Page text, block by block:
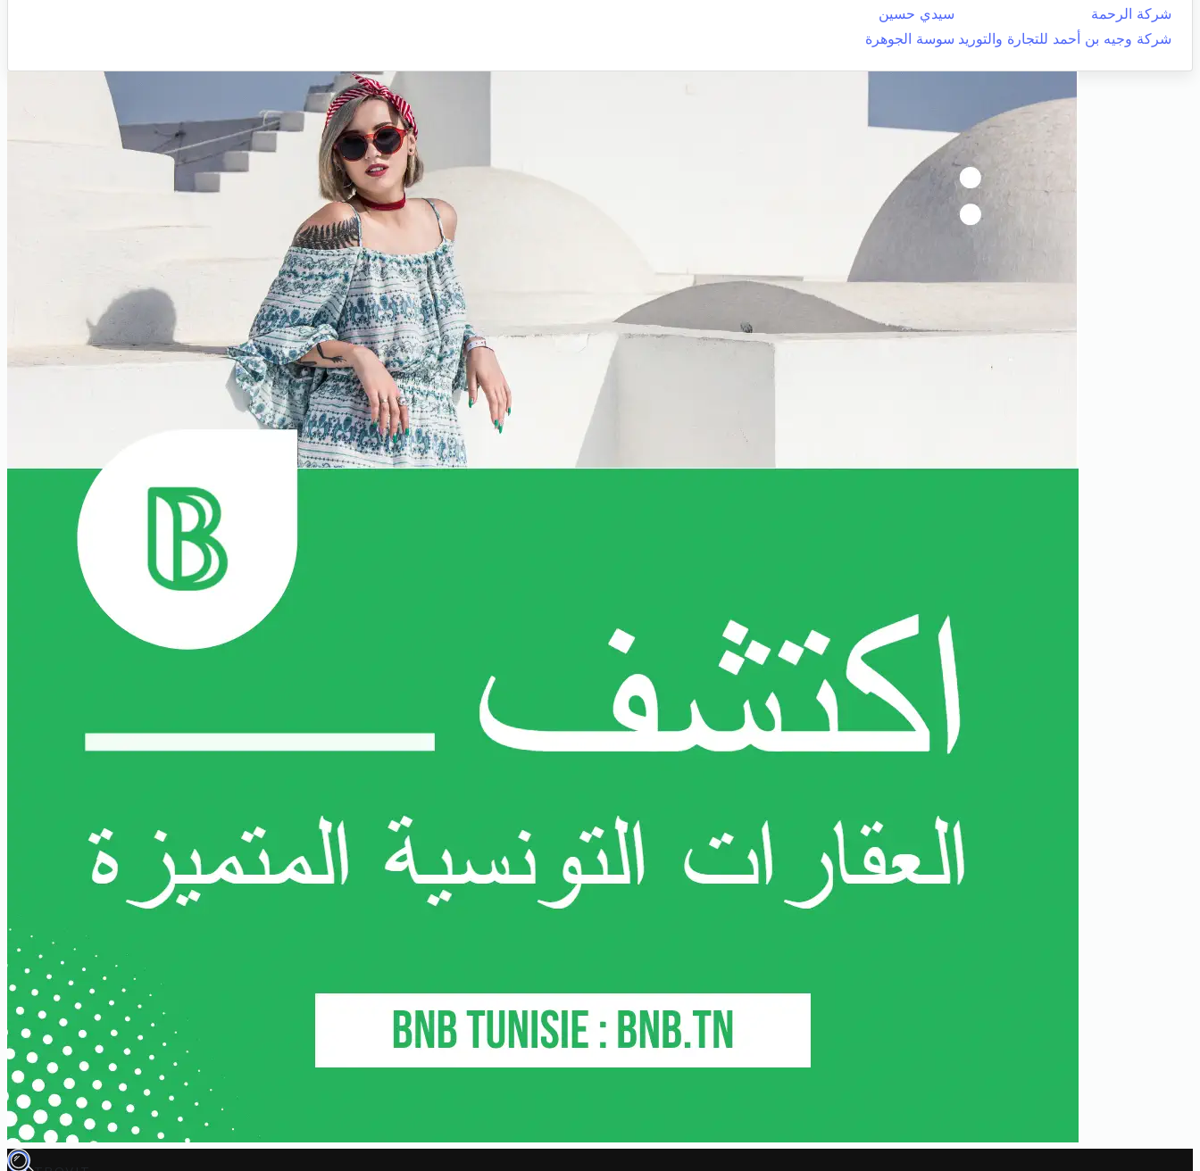
شركة الرحمة
سيدي حسين
شركة وجيه بن أحمد للتجارة والتوريد سوسة الجوهرة